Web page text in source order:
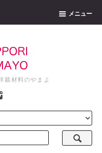
メニュー
裁材料のやまよ